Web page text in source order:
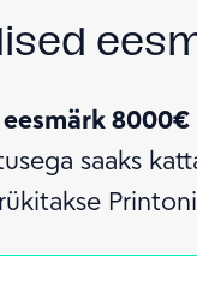
8000€
saaks